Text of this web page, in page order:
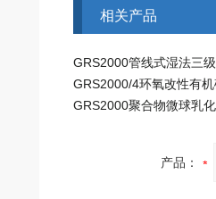
相关产品
GRS2000管线式湿法三
GRS2000聚合物微球乳
产品：